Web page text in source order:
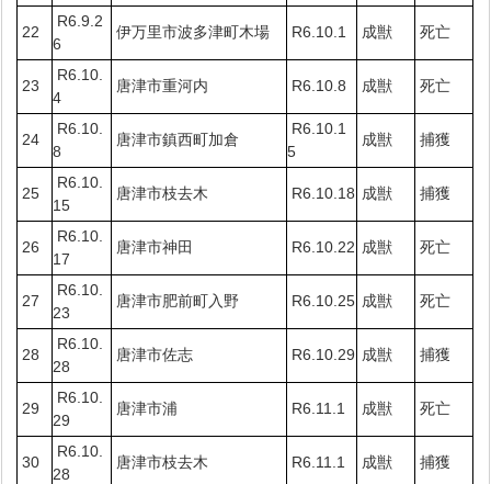
22
R6.9.2
6
伊万里市波多津町木場 R6.10.1 成獣 死亡
23
R6.10.
4
唐津市重河内 R6.10.8 成獣 死亡
24
R6.10.
8
唐津市鎮西町加倉
R6.10.1
5
成獣 捕獲
25
R6.10.
15
唐津市枝去木 R6.10.18 成獣 捕獲
26
R6.10.
17
唐津市神田 R6.10.22 成獣 死亡
27
R6.10.
23
唐津市肥前町入野 R6.10.25 成獣 死亡
28
R6.10.
28
唐津市佐志 R6.10.29 成獣 捕獲
29
R6.10.
29
唐津市浦 R6.11.1 成獣 死亡
30
R6.10.
28
唐津市枝去木 R6.11.1 成獣 捕獲